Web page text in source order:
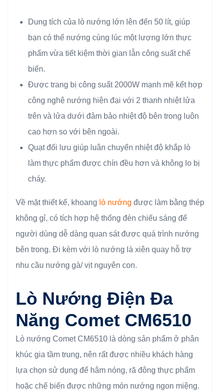
Dung tích của lò nướng lớn lên đến 50 lít, giúp
bạn có thể nướng cùng lúc một lượng lớn thực
phẩm vừa tiết kiệm thời gian lẫn công suất chế
biến.
Được trang bị công suất 2000W mạnh mẽ kết hợp
công nghệ nướng hiện đại với 2 thanh nhiệt lửa
trên và lửa dưới đảm bảo nhiệt độ bên trong luôn
cao hơn so với bên ngoài.
Quạt đối lưu giúp luân chuyển nhiệt độ khắp lò
làm thực phẩm được chín đều hơn và không lo bị
cháy.
Về mặt thiết kế, khoang lò nướng được làm bằng thép
không gỉ, có tích hợp hệ thống đèn chiếu sáng để
người dùng dễ dàng quan sát được quá trình nướng
bên trong. Đi kèm với lò nướng là xiên quay hỗ trợ
nhu cầu nướng gà/ vịt nguyên con.
Lò Nướng Điện Đa
Năng Comet CM6510
Lò nướng Comet CM6510 là dòng sản phẩm ở phân
khúc gia tầm trung, nên rất được nhiều khách hàng
lựa chọn sử dụng để hâm nóng, rã đông thực phẩm
hoặc chế biến được những món nướng ngon miệng.